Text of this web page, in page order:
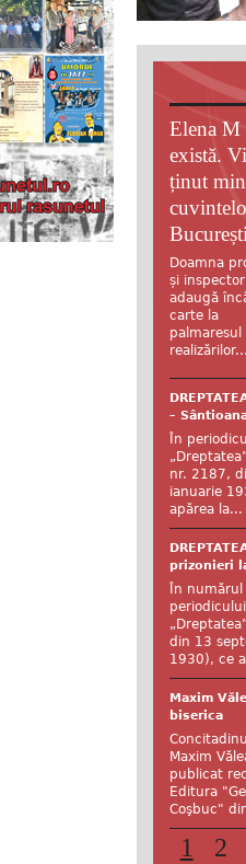
Elena M
există.
ținut
Doamna
și
adaugă
carte la
realizărilor...
–
În periodicul
nr. 2187,
ianuarie
apărea la...
prizonieri
În numărul
periodicului
din 13
1930), ce
Maxim
biserica
Maxim
publicat
Editura
Coşbuc"
1 2